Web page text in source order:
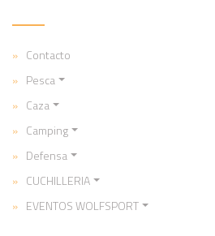
Contacto
Pesca
Caza
Camping
Defensa
CUCHILLERIA
EVENTOS WOLFSPORT